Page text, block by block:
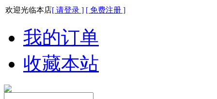
欢迎光临本店[ 请登录 ] [ 免费注册 ]
我的订单
收藏本站